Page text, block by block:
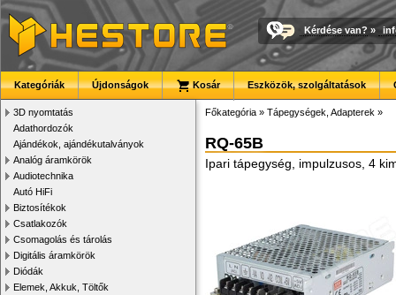
Kérdése van? »
Kategóriák Újdonságok Kosár Eszközök, szolgáltatások
3D nyomtatás
Adathordozók
Ajándékok, ajándékutalványok
Analóg áramkörök
Audiotechnika
Autó HiFi
Biztosítékok
Csatlakozók
Csomagolás és tárolás
Digitális áramkörök
Diódák
Elemek, Akkuk, Töltők
Főkategória » Tápegységek, Adapterek »
RQ-65B
Ipari tápegység, impulzusos, 4